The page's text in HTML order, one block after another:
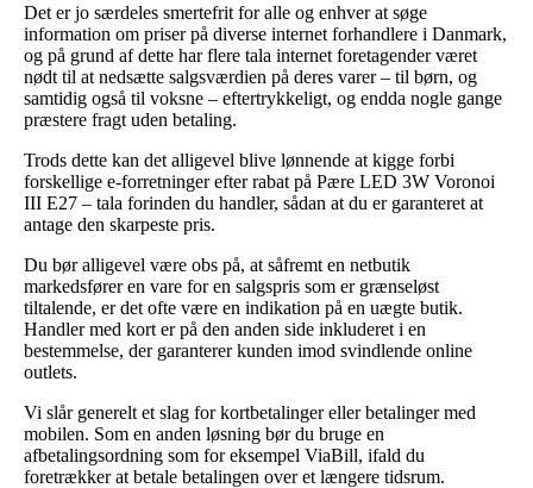
Det er jo særdeles smertefrit for alle og enhver at søge
information om priser på diverse internet forhandlere i Danmark,
og på grund af dette har flere tala internet foretagender været
nødt til at nedsætte salgsværdien på deres varer – til børn, og
samtidig også til voksne – eftertrykkeligt, og endda nogle gange
præstere fragt uden betaling.
Trods dette kan det alligevel blive lønnende at kigge forbi
forskellige e-forretninger efter rabat på Pære LED 3W Voronoi
III E27 – tala forinden du handler, sådan at du er garanteret at
antage den skarpeste pris.
Du bør alligevel være obs på, at såfremt en netbutik
markedsfører en vare for en salgspris som er grænseløst
tiltalende, er det ofte være en indikation på en uægte butik.
Handler med kort er på den anden side inkluderet i en
bestemmelse, der garanterer kunden imod svindlende online
outlets.
Vi slår generelt et slag for kortbetalinger eller betalinger med
mobilen. Som en anden løsning bør du bruge en
afbetalingsordning som for eksempel ViaBill, ifald du
foretrækker at betale betalingen over et længere tidsrum.